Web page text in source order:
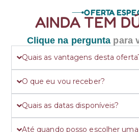
OFERTA
AINDA TEM
Clique na pergunta para
Quais as vantagens desta
O que eu vou receber?
Quais as datas disponíveis?
Até quando posso escolher uma